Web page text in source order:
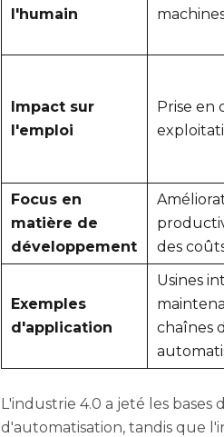
l'humain
Impact sur
l'emploi
Prise en
Focus en
matière de
développement
des
Exemples
d'application
Usines
chaînes
L'industrie 4.0 a jeté les
d'automatisation, tandis que